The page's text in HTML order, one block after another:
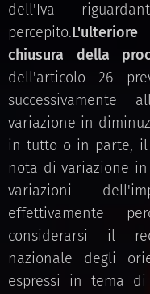
dell'Iva
percepito.
chiusura della
dell'articolo 26
variazione in
in tutto o in parte, il
nota di variazione
variazioni
effettivamente
considerarsi il
nazionale degli
espressi in tema